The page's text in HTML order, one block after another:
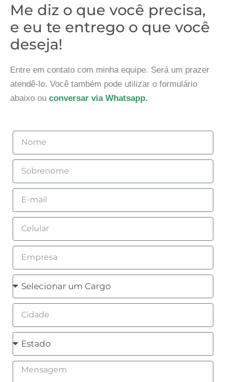
Me diz o que você precisa,
e eu te entrego o que você
deseja!
Entre em contato com minha equipe. Será um prazer
atendê-lo. Você também pode utilizar o formulário
abaixo ou conversar via Whatsapp.
Nome
Sobrenome
Email
Celular
Empresa
Cargo
Cidade
Estado
Mensagem